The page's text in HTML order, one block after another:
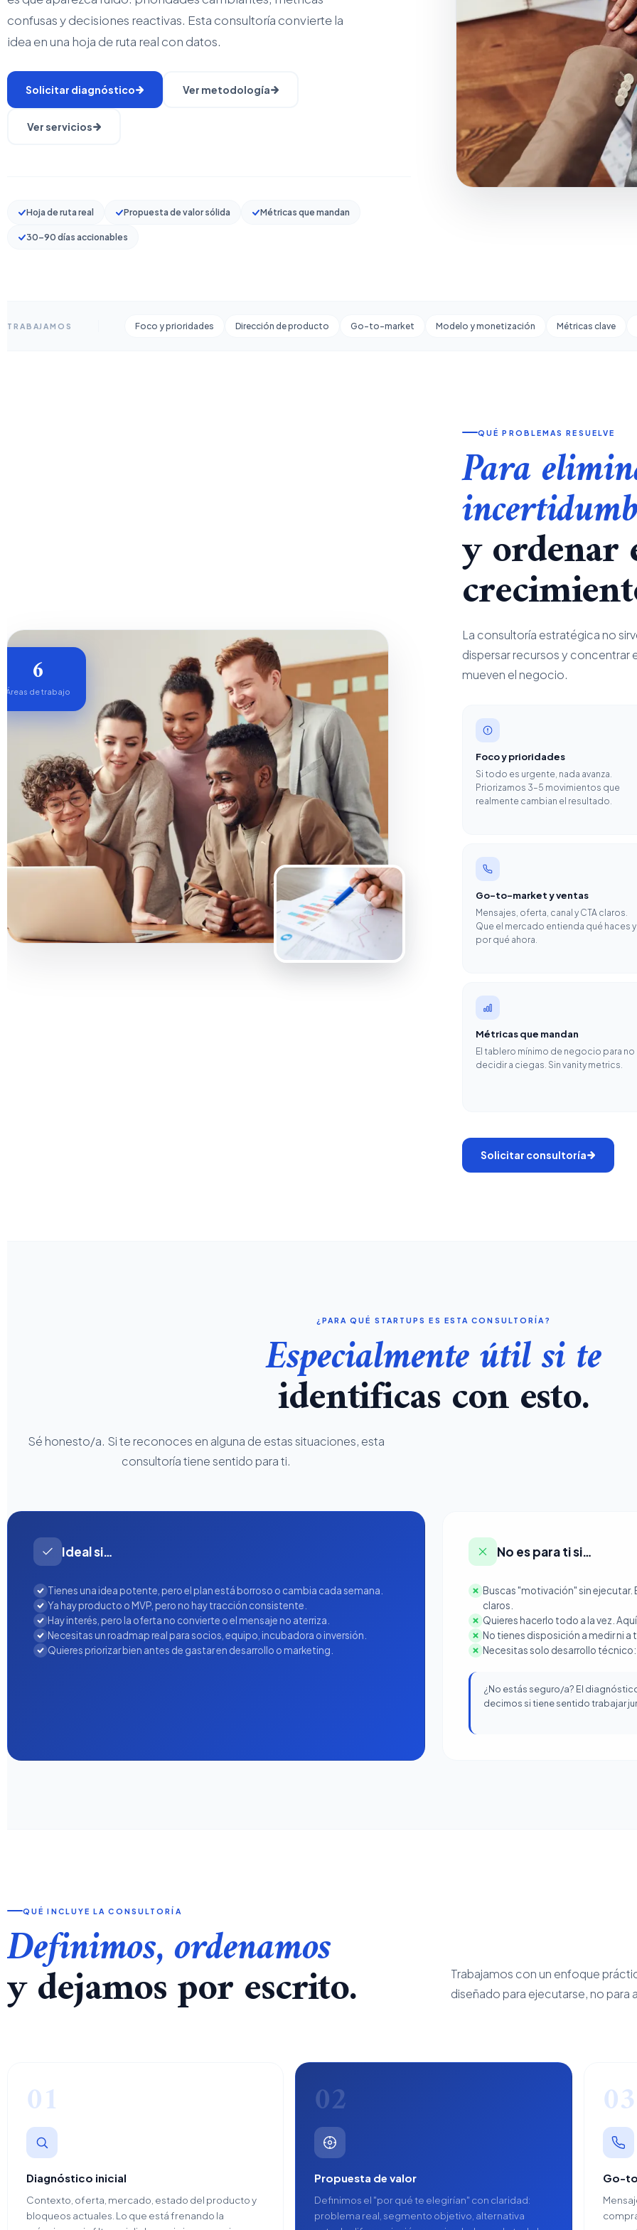
confusas y decisiones reactivas. Esta consultoría convierte la
idea en una hoja de ruta real con datos.
Solicitar diagnóstico Ver metodología
Ver servicios
Hoja de ruta real Propuesta de valor sólida Métricas que mandan
30–90 días accionables
TRABAJAMOS Foco y prioridades Dirección de producto Go-to-market Modelo y monetización Métricas clave
6
Áreas de trabajo
QUÉ PROBLEMAS RESUELVE
Para
y ordenar
La consultoría estratégica no
dispersar recursos y concentrar
mueven el negocio.
Foco y prioridades
Si todo es urgente, nada avanza.
Priorizamos 3–5 movimientos que
realmente cambian el resultado.
Go-to-market y ventas
Mensajes, oferta, canal y CTA claros.
Que el mercado entienda qué haces y
por qué ahora.
Métricas que mandan
El tablero mínimo de negocio para no
decidir a ciegas. Sin vanity metrics.
Solicitar consultoría
¿PARA QUÉ STARTUPS ES ESTA CONSULTORÍA?
Especialmente útil si te
identificas con esto.
Sé honesto/a. Si te reconoces en alguna de estas situaciones, esta
consultoría tiene sentido para ti.
Ideal si…
Tienes una idea potente, pero el plan está borroso o cambia cada semana.
Ya hay producto o MVP, pero no hay tracción consistente.
Hay interés, pero la oferta no convierte o el mensaje no aterriza.
Necesitas un roadmap real para socios, equipo, incubadora o inversión.
Quieres priorizar bien antes de gastar en desarrollo o marketing.
No es para ti si…
Buscas "motivación" sin
claros.
Quieres hacerlo todo a la vez.
No tienes disposición a medir ni
Necesitas solo desarrollo técnico:
¿No estás seguro/a? El
decimos si tiene sentido trabajar
QUÉ INCLUYE LA CONSULTORÍA
Definimos, ordenamos
y dejamos por escrito.
Trabajamos con un enfoque
diseñado para ejecutarse, no para
01
Diagnóstico inicial
Contexto, oferta, mercado, estado del producto y
bloqueos actuales. Lo que está frenando la
02
Propuesta de valor
Definimos el "por qué te elegirían" con claridad:
problema real, segmento objetivo, alternativa
03
Go-